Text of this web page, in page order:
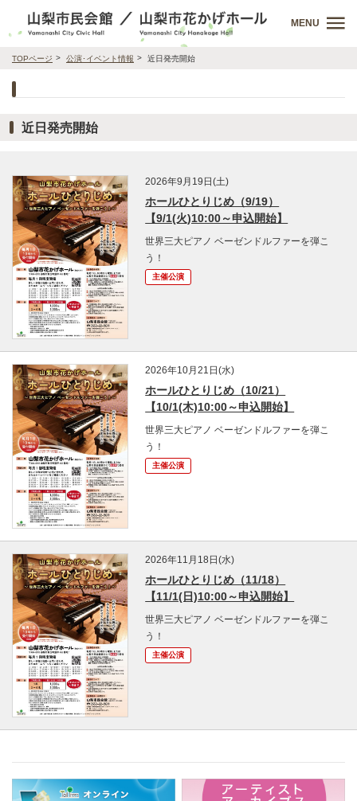
MENU
TOPページ 公演･イベント情報 近日発売開始
近日発売開始
2026年9月19日(土)
ホールひとりじめ（9/19）
【9/1(火)10:00～申込開始】
世界三大ピアノ ベーゼンドルファーを弾こ
う！
主催公演
2026年10月21日(水)
ホールひとりじめ（10/21）
【10/1(木)10:00～申込開始】
世界三大ピアノ ベーゼンドルファーを弾こ
う！
主催公演
2026年11月18日(水)
ホールひとりじめ（11/18）
【11/1(日)10:00～申込開始】
世界三大ピアノ ベーゼンドルファーを弾こ
う！
主催公演